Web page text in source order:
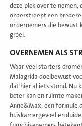
deze plek over te nemen,
onderstreept een
ondernemers die bewust
groei.
OVERNEMEN ALS
Waar veel starters
Malagrida doelbewust
dat hier al iets stond. Nu
beter kan en ruimte
Anne&Max, een formule
huiskamergevoel en